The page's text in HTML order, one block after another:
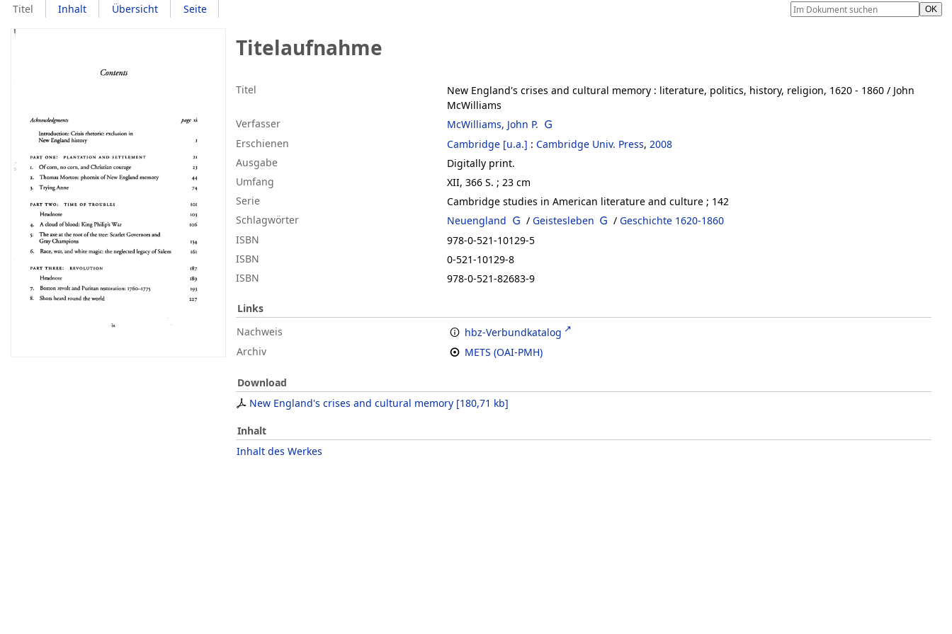
Titel Inhalt Übersicht Seite
Titelaufnahme
Titel New England's crises and cultural memory : literature, politics, history, religion, 1620 - 1860 / John
McWilliams
Verfasser
McWilliams, John P.
Erschienen
Cambridge [u.a.] : Cambridge Univ. Press, 2008
Ausgabe
Digitally print.
Umfang
XII, 366 S. ; 23 cm
Serie
Cambridge studies in American literature and culture ; 142
Schlagwörter
Neuengland / Geistesleben / Geschichte 1620-1860
ISBN
978-0-521-10129-5
ISBN
0-521-10129-8
ISBN
978-0-521-82683-9
Links
Nachweis
hbz-Verbundkatalog
Archiv
METS (OAI-PMH)
Download
New England's crises and cultural memory [180,71 kb]
Inhalt
Inhalt des Werkes